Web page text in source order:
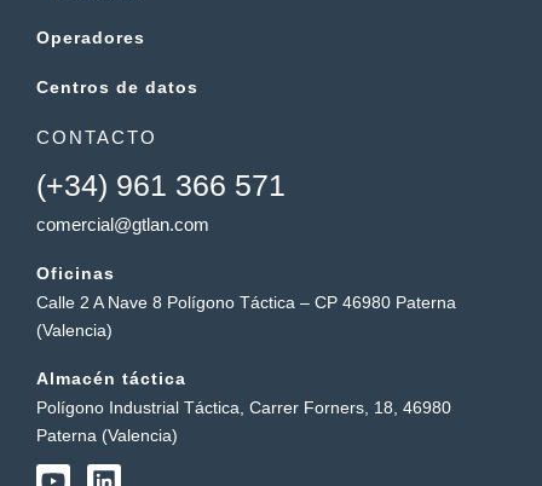
Operadores
Centros de datos
CONTACTO
(+34) 961 366 571
comercial@gtlan.com
Oficinas
Calle 2 A Nave 8 Polígono Táctica – CP 46980 Paterna
(Valencia)
Almacén táctica
Polígono Industrial Táctica, Carrer Forners, 18, 46980
Paterna (Valencia)
Y
L